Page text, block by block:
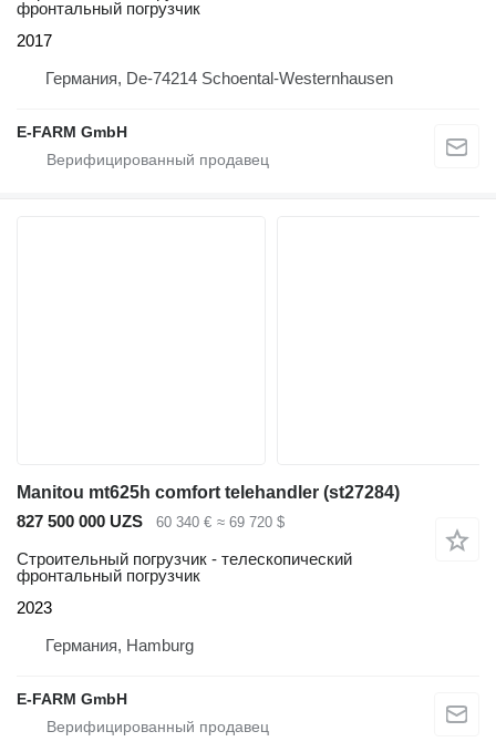
фронтальный погрузчик
2017
Германия, De-74214 Schoental-Westernhausen
E-FARM GmbH
Manitou mt625h comfort telehandler (st27284)
827 500 000 UZS
60 340 € ≈ 69 720 $
Строительный погрузчик - телескопический
фронтальный погрузчик
2023
Германия, Hamburg
E-FARM GmbH